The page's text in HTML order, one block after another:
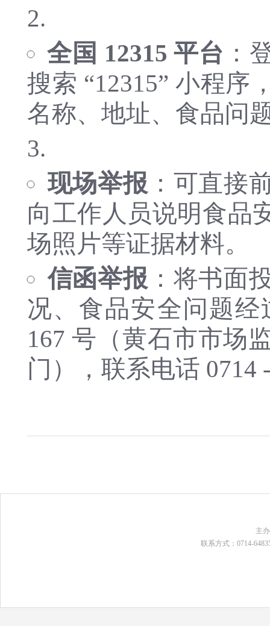
全国 12315 平台 ：
搜索 “12315” 小程
名称、地址、食品问
现场举报 ：可直接
向工作人员说明食品
场照片等证据材料。
信函举报 ：将书面
况、食品安全问题
167 号（黄石市市场
门），联系电话 0714
主
联系方式：0714-